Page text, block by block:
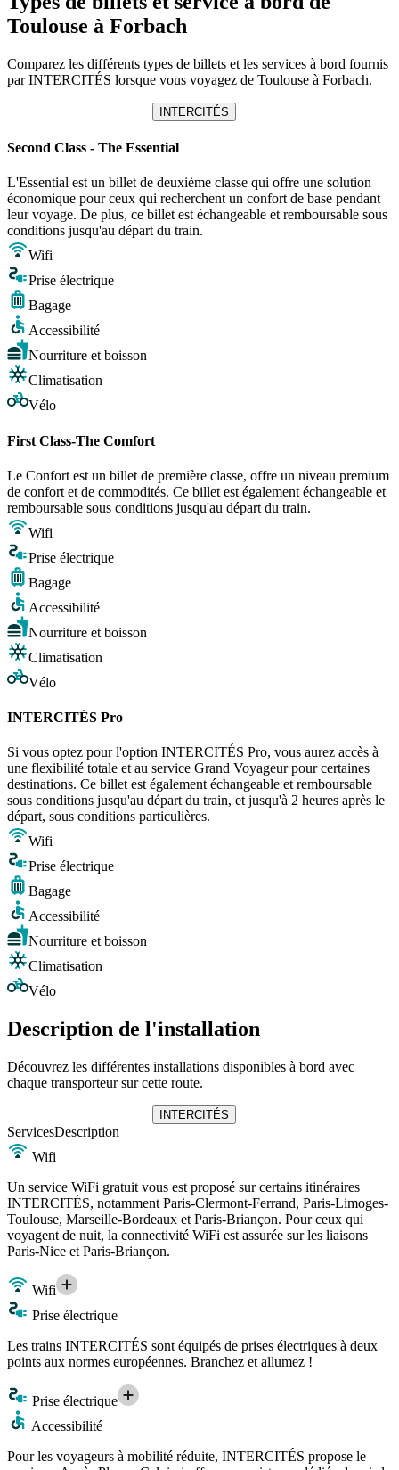
Toulouse à Forbach
Comparez les différents types de billets et les services à bord fournis
par INTERCITÉS lorsque vous voyagez de Toulouse à Forbach.
INTERCITÉS
Second Class - The Essential
L'Essential est un billet de deuxième classe qui offre une solution
économique pour ceux qui recherchent un confort de base pendant
leur voyage. De plus, ce billet est échangeable et remboursable sous
conditions jusqu'au départ du train.
Wifi
Prise électrique
Bagage
Accessibilité
Nourriture et boisson
Climatisation
Vélo
First Class-The Comfort
Le Confort est un billet de première classe, offre un niveau premium
de confort et de commodités. Ce billet est également échangeable et
remboursable sous conditions jusqu'au départ du train.
Wifi
Prise électrique
Bagage
Accessibilité
Nourriture et boisson
Climatisation
Vélo
INTERCITÉS Pro
Si vous optez pour l'option INTERCITÉS Pro, vous aurez accès à
une flexibilité totale et au service Grand Voyageur pour certaines
destinations. Ce billet est également échangeable et remboursable
sous conditions jusqu'au départ du train, et jusqu'à 2 heures après le
départ, sous conditions particulières.
Wifi
Prise électrique
Bagage
Accessibilité
Nourriture et boisson
Climatisation
Vélo
Description de l'installation
Découvrez les différentes installations disponibles à bord avec
chaque transporteur sur cette route.
INTERCITÉS
ServicesDescription
Wifi
Un service WiFi gratuit vous est proposé sur certains itinéraires
INTERCITÉS, notamment Paris-Clermont-Ferrand, Paris-Limoges-
Toulouse, Marseille-Bordeaux et Paris-Briançon. Pour ceux qui
voyagent de nuit, la connectivité WiFi est assurée sur les liaisons
Paris-Nice et Paris-Briançon.
Wifi
Prise électrique
Les trains INTERCITÉS sont équipés de prises électriques à deux
points aux normes européennes. Branchez et allumez !
Prise électrique
Accessibilité
Pour les voyageurs à mobilité réduite, INTERCITÉS propose le